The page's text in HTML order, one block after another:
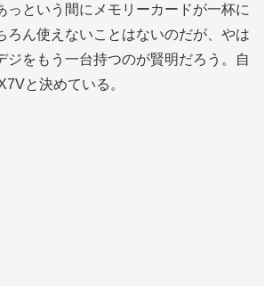
っという間にメモリーカードが一杯に
ろん使えないことはないのだが、やは
ジをもう一台持つのが賢明だろう。自
と決めている。